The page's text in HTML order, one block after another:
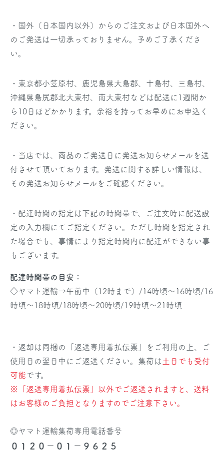
・国外（日本国内以外）からのご注文および日本国外へ
のご発送は一切承っておりません。予めご了承くださ
い。
・東京都小笠原村、鹿児島県大島郡、十島村、三島村、
沖縄県島尻郡北大東村、南大東村などは配送に1週間か
ら10日ほどかかります。余裕を持ってお早めにお申込く
ださい。
・当店では、商品のご発送日に発送お知らせメールを送
付させて頂いております。発送に関する詳しい情報は、
その発送お知らせメールをご確認ください。
・配達時間の指定は下記の時間帯で、ご注文時に配送設
定の入力欄にてご指定ください。ただし時間を指定され
た場合でも、事情により指定時間内に配達ができない事
もございます。
配達時間帯の目安：
◇ヤマト運輸→午前中（12時まで）/14時頃～16時頃/16
時頃～18時頃/18時頃～20時頃/19時頃～21時頃
・返却は同梱の「返送専用着払伝票」をご利用の上、ご
使用日の翌日中にご返送ください。集荷は 土日でも受付
可能です。
※「返送専用着払伝票」以外でご返送されますと、送料
はお客様のご負担となりますのでご注意下さい。
◎ヤマト運輸集荷専用電話番号
０１２０－０１－９６２５